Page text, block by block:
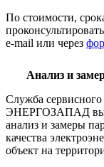
По стоимости,
e-mail или через
Анализ и
Служба
ЭНЕРГОЗАПАД
анализ и замеры
качества
объект на